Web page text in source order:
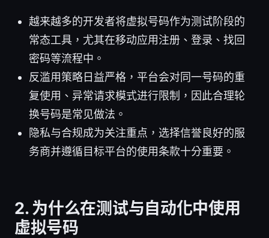
越来越多的开发者将虚拟号码作为测试阶段的
常态工具，尤其在移动应用注册、登录、找回
密码等流程中。
反滥用策略日益严格，平台会对同一号码的重
复使用、异常请求模式进行限制，因此合理轮
换号码是常见做法。
隐私与合规成为关注重点，选择信誉良好的服
务商并遵循目标平台的使用条款十分重要。
2. 为什么在测试与自动化中使用
虚拟号码